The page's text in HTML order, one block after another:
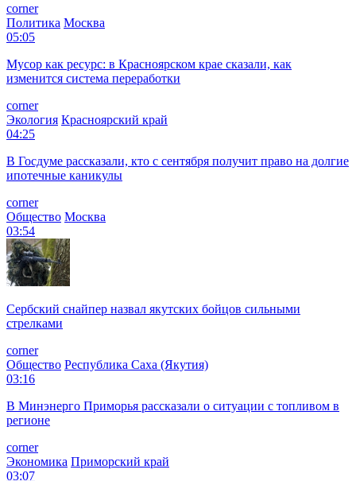
corner
Политика Москва
05:05
Мусор как ресурс: в Красноярском крае сказали, как
изменится система переработки
corner
Экология Красноярский край
04:25
В Госдуме рассказали, кто с сентября получит право на долгие
ипотечные каникулы
corner
Общество Москва
03:54
Сербский снайпер назвал якутских бойцов сильными
стрелками
corner
Общество Республика Саха (Якутия)
03:16
В Минэнерго Приморья рассказали о ситуации с топливом в
регионе
corner
Экономика Приморский край
03:07